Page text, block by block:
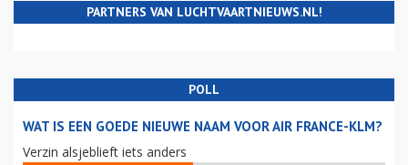
PARTNERS VAN LUCHTVAARTNIEUWS.NL!
POLL
WAT IS EEN GOEDE NIEUWE NAAM VOOR AIR FRANCE-KLM?
Verzin alsjeblieft iets anders